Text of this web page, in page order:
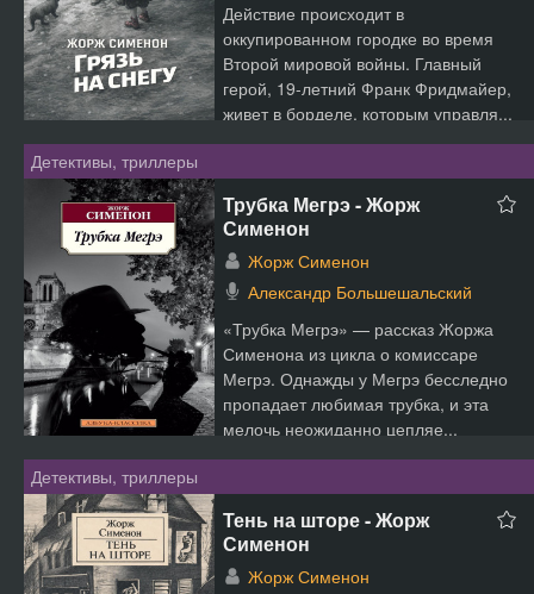
Действие происходит в
оккупированном городке во время
Второй мировой войны. Главный
герой, 19-летний Франк Фридмайер,
живет в борделе, которым управля...
Детективы, триллеры
Трубка Мегрэ - Жорж
Сименон
Жорж Сименон
Александр Большешальский
«Трубка Мегрэ» — рассказ Жоржа
Сименона из цикла о комиссаре
Мегрэ. Однажды у Мегрэ бесследно
пропадает любимая трубка, и эта
мелочь неожиданно цепляе...
Детективы, триллеры
Тень на шторе - Жорж
Сименон
Жорж Сименон